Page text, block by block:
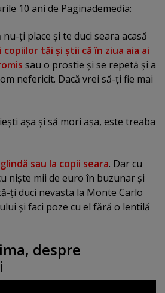
10 ani de Paginademedia:
nu-ţi place şi te duci seara acasă
tăi şi ştii că în ziua aia ai
sau o prostie şi se repetă şi a
nefericit. Dacă vrei să-ţi fie mai
aşa şi să mori aşa, este treaba
sau la copii seara. Dar cu
nişte mii de euro în buzunar şi
ţi duci nevasta la Monte Carlo
şi faci poze cu el fără o lentilă
despre